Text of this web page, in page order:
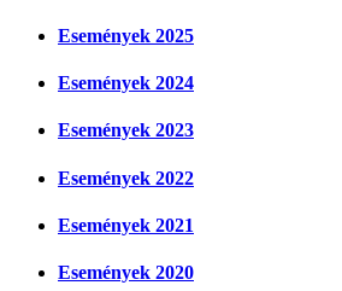
Események 2025
Események 2024
Események 2023
Események 2022
Események 2021
Események 2020